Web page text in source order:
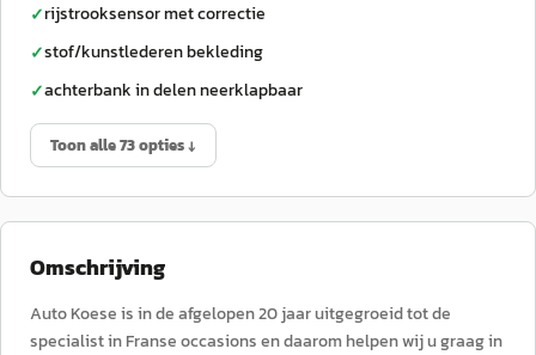
✓rijstrooksensor met correctie
✓stof/kunstlederen bekleding
✓achterbank in delen neerklapbaar
Toon alle 73 opties ↓
Omschrijving
Auto Koese is in de afgelopen 20 jaar uitgegroeid tot de
specialist in Franse occasions en daarom helpen wij u graag in